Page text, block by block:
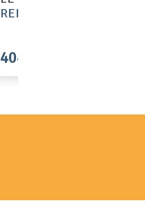
REF. S0392
404 €